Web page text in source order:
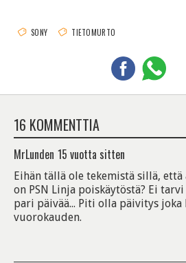
SONY TIETOMURTO
16 KOMMENTTIA
MrLunden 15 vuotta sitten
Eihän tällä ole tekemistä sillä,
on PSN Linja poiskäytöstä? Ei
pari päivää... Piti olla päivitys joka
vuorokauden.